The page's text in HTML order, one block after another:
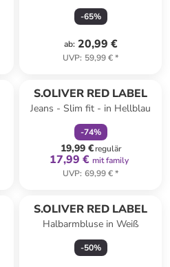
-65%
ab: 20,99 €
UVP: 59,99 €*
S.OLIVER RED LABEL
Jeans - Slim fit - in Hellblau
-74%
19,99 €regulär
17,99 € mit family
UVP: 69,99 €*
S.OLIVER RED LABEL
Halbarmbluse in Weiß
-50%